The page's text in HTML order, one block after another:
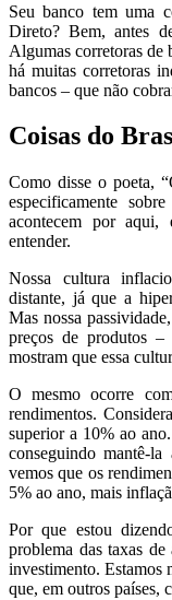
Seu banco tem uma
Direto? Bem, antes
Algumas corretoras de
há muitas corretoras
bancos – que não
Coisas do
Como disse o poeta,
especificamente
acontecem por aqui,
entender.
Nossa cultura
distante, já que a
Mas nossa
preços de produtos –
mostram que essa
O mesmo ocorre
rendimentos.
superior a 10% ao
conseguindo mantê-
vemos que os
5% ao ano, mais
Por que estou
problema das taxas
investimento. Estamos
que, em outros países,